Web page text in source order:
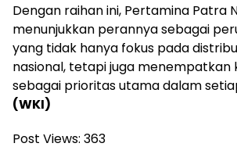
Dengan raihan ini, Pertamina Patra
menunjukkan perannya sebagai
yang tidak hanya fokus pada
nasional, tetapi juga menempatkan
sebagai prioritas utama dalam
(WKI)
Post Views: 363